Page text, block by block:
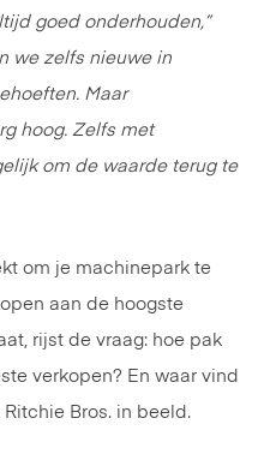
goed onderhouden,”
we zelfs nieuwe in
Maar
hoog. Zelfs met
om de waarde terug te
om je machinepark te
aan de hoogste
rijst de vraag: hoe pak
verkopen? En waar vind
Bros. in beeld.